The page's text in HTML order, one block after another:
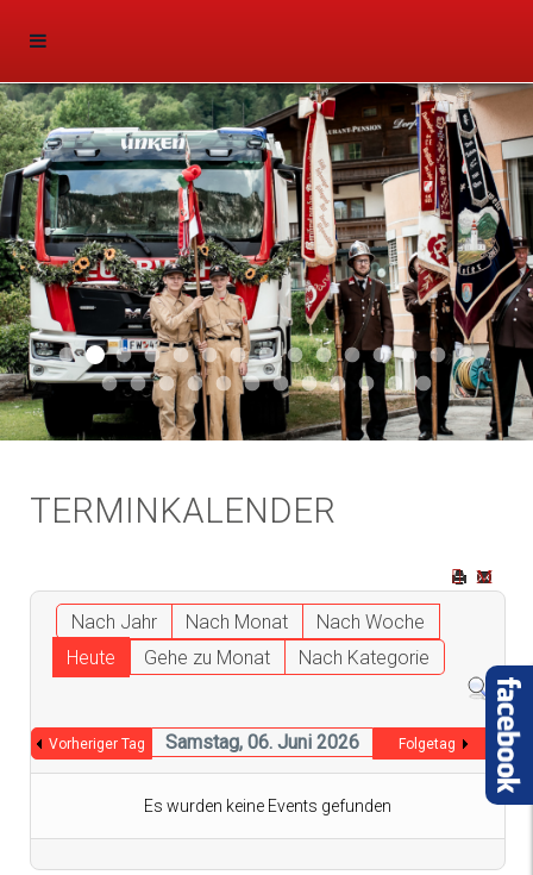
Aktuell 046
Aktuell 047
Start 011Aktuell 044
Aktuell 043
Aktuell 041
Aktuell 042
Aktuell 035
Aktuell 031
Aktuell 032
Aktuell 033
Aktuell 029
Aktuell 027
Aktuell 026
Start
Aktuell 024
Aktuell 019
Auto 010Start 010Start 002
Auto 002
Auto 009Auto 006Start 008
Start 005Start 003Start 006
TERMINKALENDER
Nach Jahr Nach Monat
Nach Woche
Heute
Gehe zu Monat Nach Kategorie
Vorheriger Tag Samstag, 06. Juni 2026 Folgetag
Es wurden keine Events gefunden